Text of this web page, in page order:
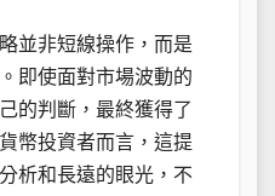
並非短線操作，而是
即使面對市場波動的
的判斷，最終獲得了
幣投資者而言，這提
析和長遠的眼光，不